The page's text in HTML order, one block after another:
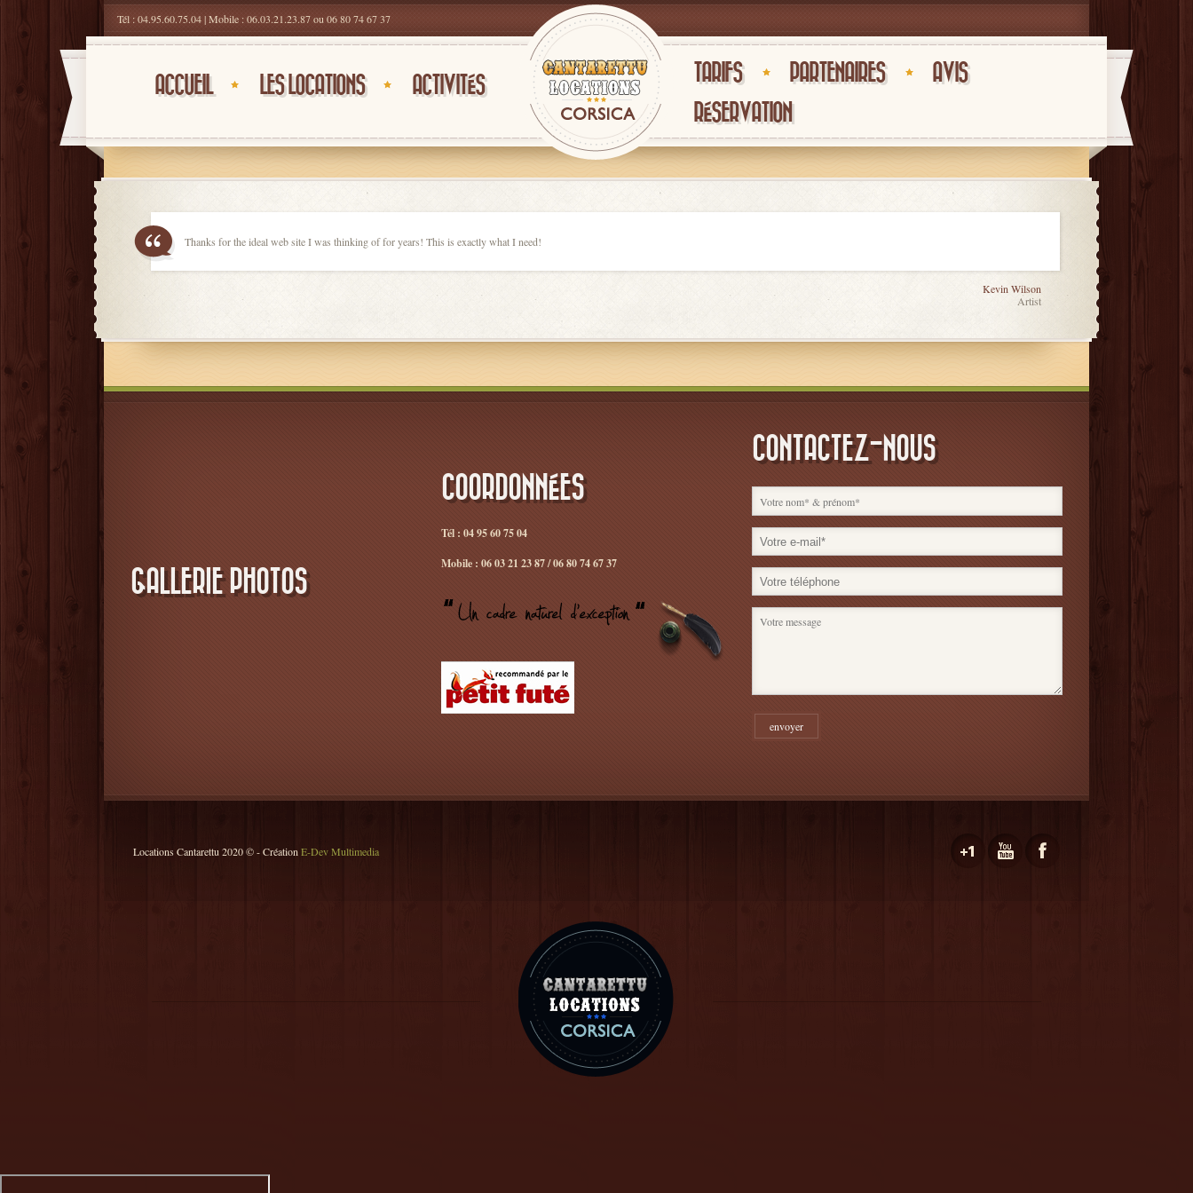
Tél : 04.95.60.75.04 | Mobile : 06.03.21.23.87 ou 06 80 74 67 37
ACCUEIL LES LOCATIONS ACTIVITÉS
TARIFS PARTENAIRES
AVIS
RÉSERVATION
Thanks for the ideal web site I was thinking of for years! This is exactly what I need!
Kevin Wilson
Artist
GALLERIE PHOTOS
COORDONNÉES
Tél : 04 95 60 75 04
Mobile : 06 03 21 23 87 / 06 80 74 67 37
CONTACTEZ-NOUS
Locations Cantarettu 2020 © - Création E-Dev Multimedia